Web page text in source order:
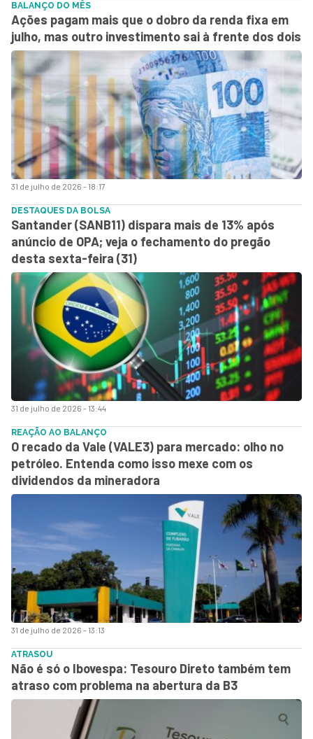
31 de julho de 2026 - 18:17
BALANÇO DO MÊS
Ações pagam mais que o dobro da renda fixa em
julho, mas outro investimento sai à frente dos dois
31 de julho de 2026 - 13:44
DESTAQUES DA BOLSA
Santander (SANB11) dispara mais de 13% após
anúncio de OPA; veja o fechamento do pregão
desta sexta-feira (31)
31 de julho de 2026 - 13:13
REAÇÃO AO BALANÇO
O recado da Vale (VALE3) para mercado: olho no
petróleo. Entenda como isso mexe com os
dividendos da mineradora
ATRASOU
Não é só o Ibovespa: Tesouro Direto também tem
atraso com problema na abertura da B3